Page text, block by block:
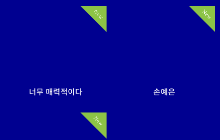
New
너무 매력적이다
New
손예은
New